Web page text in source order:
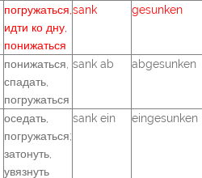
погружаться,
идти ко дну,
понижаться
sank gesunken
понижаться,
спадать,
погружаться
sank ab abgesunken
оседать,
погружаться;
затонуть,
увязнуть
sank ein eingesunken